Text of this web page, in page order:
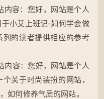
容：您好，网站是个人
小艾上班记-如何学会做
的读者提供相应的参考
容：您好，网站是个人
关于时尚装扮的网站，
如何修养气质的网站。